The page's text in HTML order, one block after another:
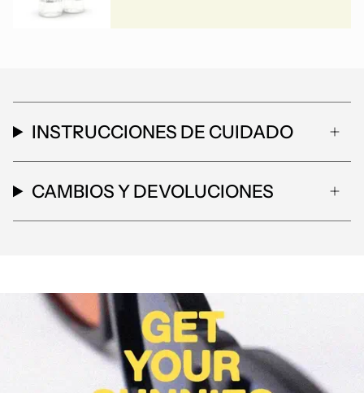
INSTRUCCIONES DE CUIDADO
CAMBIOS Y DEVOLUCIONES